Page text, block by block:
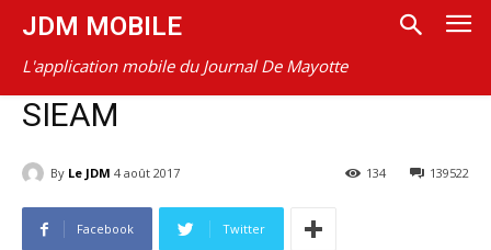
JDM MOBILE
L'application mobile du Journal De Mayotte
SIEAM
By Le JDM 4 août 2017 139522
134
Facebook Twitter